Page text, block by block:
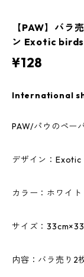
【PAW】バラ
ン Exotic birds
¥128
International
PAW/パウのペー
デザイン：
カラー：ホワイト
サイズ：
内容：バラ売り2